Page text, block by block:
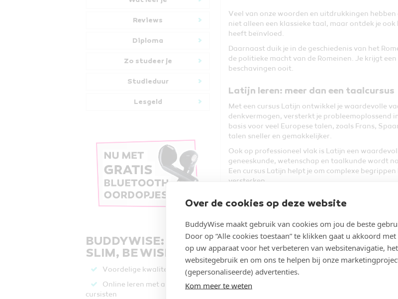
Over de cookies op deze website
BuddyWise maakt gebruik van cookies om jou de beste
Door op “Alle cookies toestaan” te klikken gaat u akkoord
op uw apparaat voor het verbeteren van websitenavigatie,
websitegebruik en om ons te helpen bij onze
(gepersonaliseerde) advertenties.
Kom meer te weten
Reviews
Diploma
Zo studeer je
Studieduur
Lesgeld
BUDDYWISE: LEER
SLIM, BE WISE.
Voordelige kwaliteit
Online leren met andere
cursisten
Veel van onze woorden en uitdrukkingen
niet alleen een klassieke taal, maar ontdek je
heeft beïnvloed.
Daarnaast duik je in de geschiedenis van het
de politieke macht van de Romeinen. Je krijgt
beschavingen ooit.
Latijn leren: meer dan een taalcursus
Met een cursus Latijn ontwikkel je waardevolle
denkvermogen, versterkt je probleemoplossend
basis voor veel Europese talen, zoals Frans,
talen sneller en gemakkelijker.
Ook op professioneel vlak is Latijn een
geneeskunde, wetenschap en taalkunde wordt
Een cursus Latijn helpt je om complexe
versterken.
Cursus Latijn voor beginners
Of je nu nieuwsgierig bent naar de taal of je
beginners leer je stap voor stap de basis. Je
woordenschat en zinsopbouw. Daarnaast krijg je
hedendaagse samenleving.
Waarom een cursus Latijn volgen?
Vergroot je taalvaardigheid